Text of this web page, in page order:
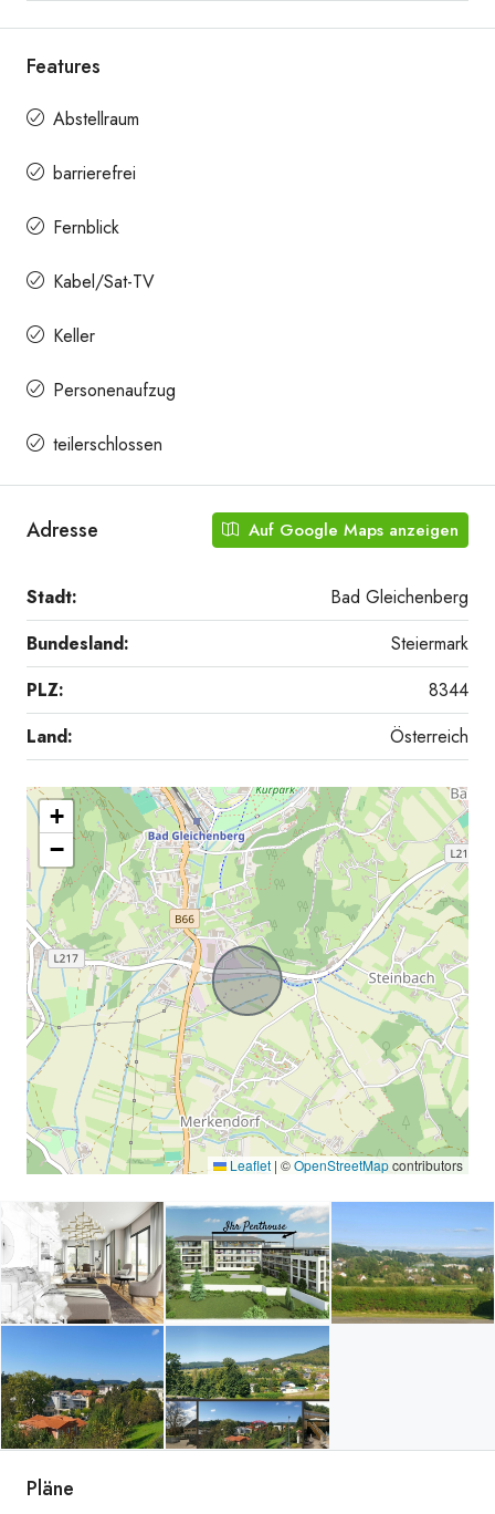
Features
Abstellraum
barrierefrei
Fernblick
Kabel/Sat-TV
Keller
Personenaufzug
teilerschlossen
Adresse Auf Google Maps anzeigen
Stadt:
Bad Gleichenberg
Bundesland:
Steiermark
PLZ:
8344
Land:
Österreich
+
−
Leaflet | ©OpenStreetMapcontributors
Pläne